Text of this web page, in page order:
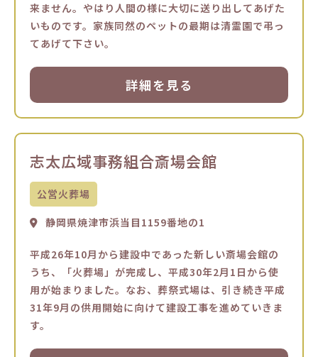
来ません。やはり人間の様に大切に送り出してあげた
いものです。家族同然のペットの最期は清霊園で弔っ
てあげて下さい。
詳細を見る
志太広域事務組合斎場会館
公営火葬場
静岡県焼津市浜当目1159番地の1
平成26年10月から建設中であった新しい斎場会館の
うち、「火葬場」が完成し、平成30年2月1日から使
用が始まりました。なお、葬祭式場は、引き続き平成
31年9月の供用開始に向けて建設工事を進めていきま
す。